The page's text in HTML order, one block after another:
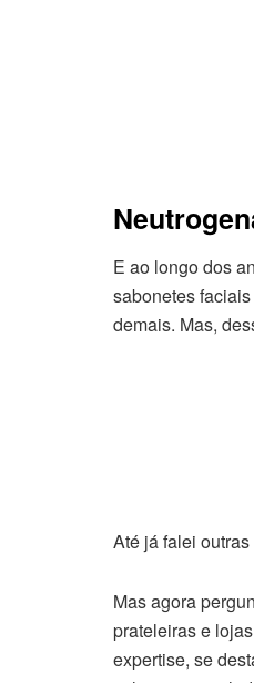
E ao longo dos
sabonetes
demais. Mas,
Até já falei
Mas agora
prateleiras e
expertise, se